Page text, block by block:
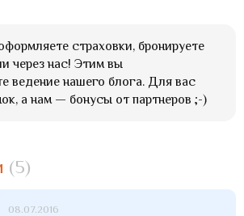
страховки, бронируете
через нас! Этим вы
ведение нашего блога. Для вас
а нам — бонусы от партнеров ;-)
(5)
08.07.2016